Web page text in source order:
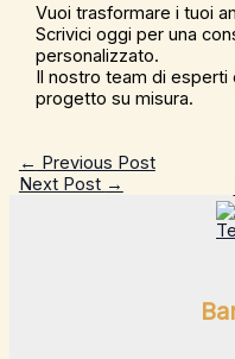
Vuoi trasformare i tuoi
Scrivici oggi per una
personalizzato.
Il nostro team di esperti
progetto su misura.
← Previous Post
Next Post →